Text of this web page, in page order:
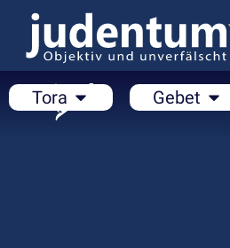
Tora Gebet